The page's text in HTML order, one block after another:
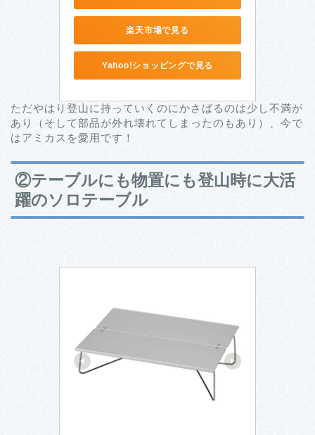
楽天市場で見る
Yahoo!ショッピングで見る
ただやはり登山に持っていくのにかさばるのは少し不満が
あり（そして部品が外れ壊れてしまったのもあり）、今で
はアミカスを愛用です！
②テーブルにも物置にも登山時に大活
躍のソロテーブル